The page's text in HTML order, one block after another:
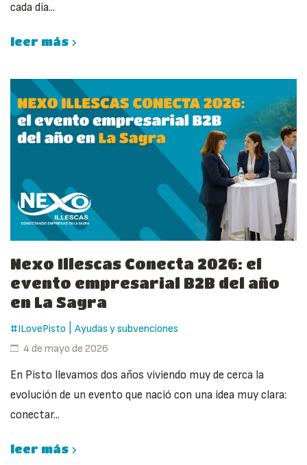
cada día...
leer más
Nexo Illescas Conecta 2026: el
evento empresarial B2B del año
en La Sagra
#ILovePisto
Ayudas y subvenciones
4 de mayo de 2026
En Pisto llevamos dos años viviendo muy de cerca la
evolución de un evento que nació con una idea muy clara:
conectar...
leer más